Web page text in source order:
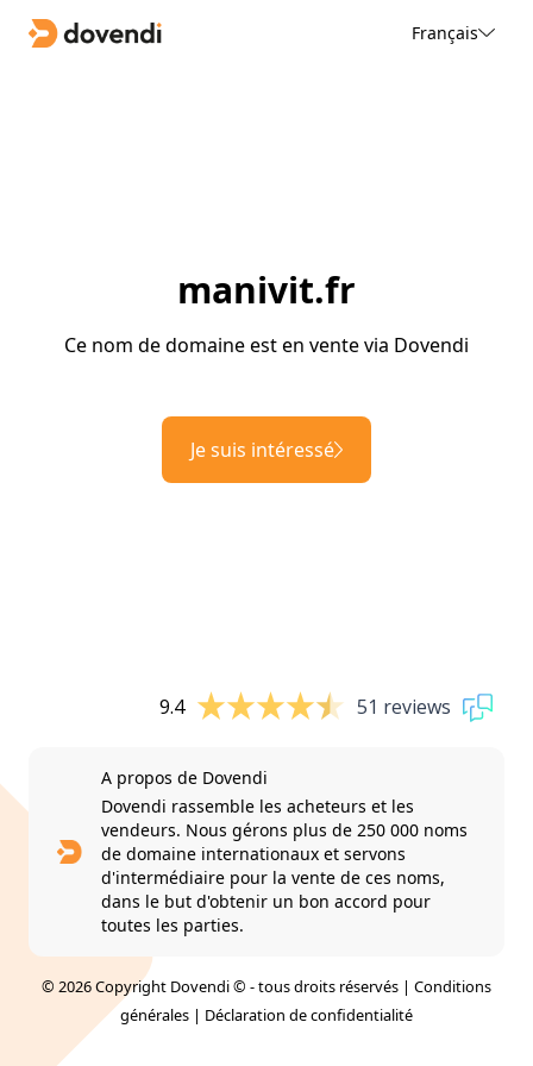
Français
manivit.fr
Ce nom de domaine est en vente via Dovendi
Je suis intéressé
9.4 51 reviews
A propos de Dovendi
Dovendi rassemble les acheteurs et les
vendeurs. Nous gérons plus de 250 000 noms
de domaine internationaux et servons
d'intermédiaire pour la vente de ces noms,
dans le but d'obtenir un bon accord pour
toutes les parties.
© 2026 Copyright Dovendi © - tous droits réservés | Conditions
générales | Déclaration de confidentialité